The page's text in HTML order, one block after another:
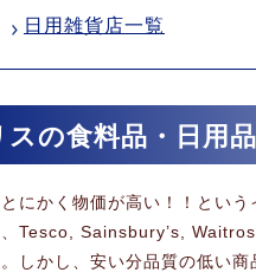
日用雑貨店一覧
の食料品・日用
にかく物価が高い！！とい
、Tesco, Sainsbury’s,
しかし、安い分品質の低い